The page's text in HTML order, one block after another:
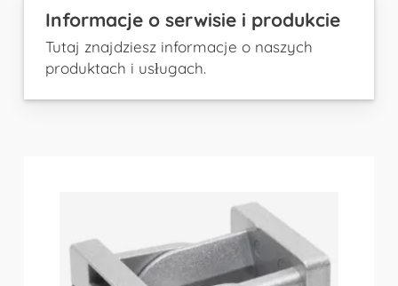
Informacje o serwisie i produkcie
Tutaj znajdziesz informacje o naszych
produktach i usługach.